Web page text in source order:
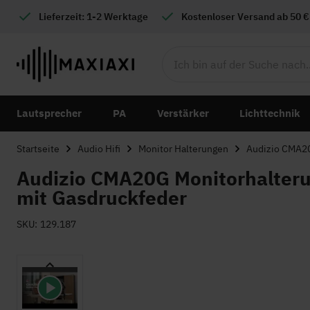
Lieferzeit: 1-2 Werktage Kostenloser Versand ab 50 €
Lautsprecher PA Verstärker Lichttechnik
Startseite Audio Hifi Monitor Halterungen Audizio
Audizio CMA20G
mit Gasdruckfeder
SKU 129.187
Ende